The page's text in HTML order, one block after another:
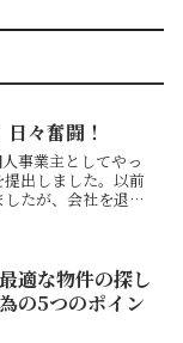
日々奮闘！
事業主としてやっ
出しました。以前
たが、会社を退社
適な物件の探し
の5つのポイン